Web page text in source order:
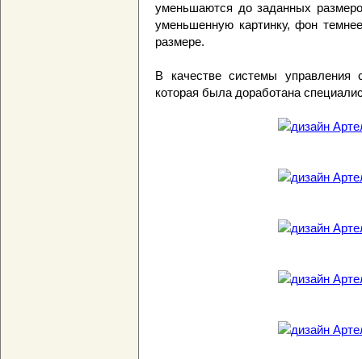
уменьшаются до заданных
уменьшенную картинку, фон
размере.
В качестве системы управления
которая была доработана